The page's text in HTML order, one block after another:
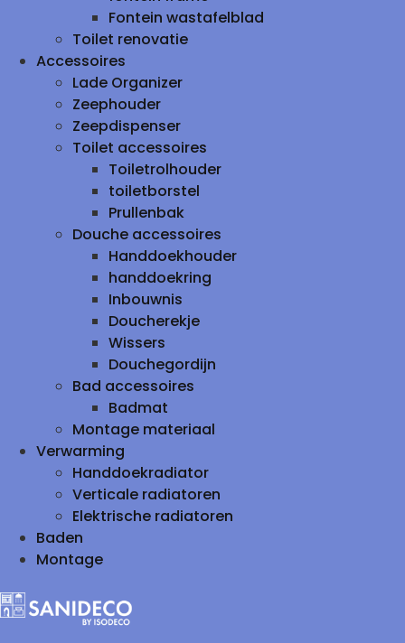
Fontein wastafelblad
Toilet renovatie
Accessoires
Lade Organizer
Zeephouder
Zeepdispenser
Toilet accessoires
Toiletrolhouder
toiletborstel
Prullenbak
Douche accessoires
Handdoekhouder
handdoekring
Inbouwnis
Doucherekje
Wissers
Douchegordijn
Bad accessoires
Badmat
Montage materiaal
Verwarming
Handdoekradiator
Verticale radiatoren
Elektrische radiatoren
Baden
Montage